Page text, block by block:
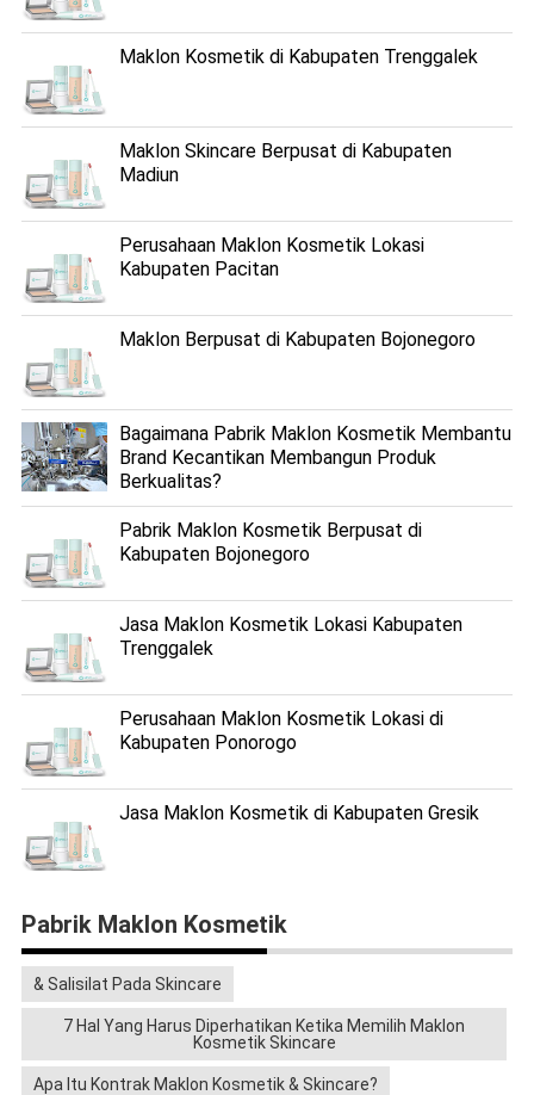
Maklon Kosmetik di Kabupaten Trenggalek
Maklon Skincare Berpusat di Kabupaten
Madiun
Perusahaan Maklon Kosmetik Lokasi
Kabupaten Pacitan
Maklon Berpusat di Kabupaten Bojonegoro
Bagaimana Pabrik Maklon Kosmetik Membantu
Brand Kecantikan Membangun Produk
Berkualitas?
Pabrik Maklon Kosmetik Berpusat di
Kabupaten Bojonegoro
Jasa Maklon Kosmetik Lokasi Kabupaten
Trenggalek
Perusahaan Maklon Kosmetik Lokasi di
Kabupaten Ponorogo
Jasa Maklon Kosmetik di Kabupaten Gresik
Pabrik Maklon Kosmetik
& Salisilat Pada Skincare
7 Hal Yang Harus Diperhatikan Ketika Memilih Maklon
Kosmetik Skincare
Apa Itu Kontrak Maklon Kosmetik & Skincare?